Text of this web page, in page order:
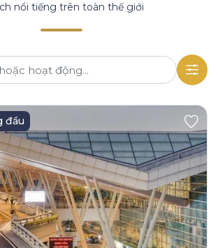
nổi tiếng trên toàn thế giới
đầu